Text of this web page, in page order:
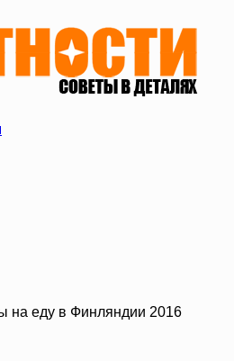
на еду в Финляндии 2016